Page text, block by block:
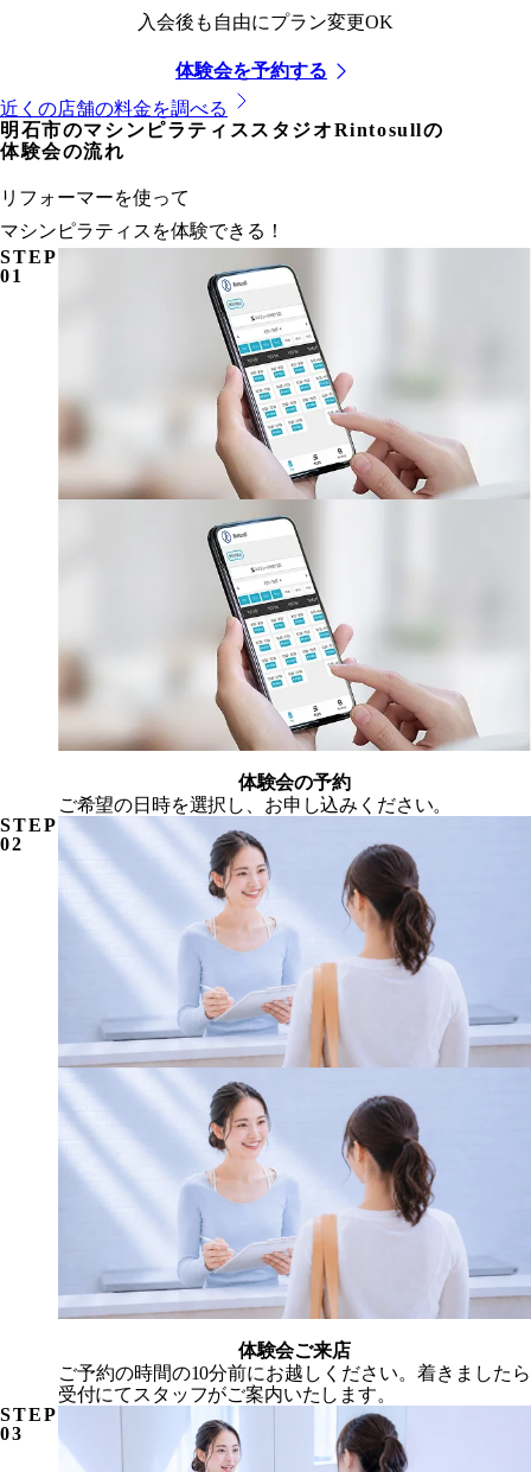
入会後も自由にプラン変更OK
体験会を予約する
近くの店舗の料金を調べる
明石市のマシンピラティススタジオRintosullの
体験会の流れ
リフォーマーを使って
マシンピラティスを体験できる！
STEP
01
体験会の予約
ご希望の日時を選択し、お申し込みください。
STEP
02
体験会ご来店
ご予約の時間の10分前にお越しください。着きましたら
受付にてスタッフがご案内いたします。
STEP
03